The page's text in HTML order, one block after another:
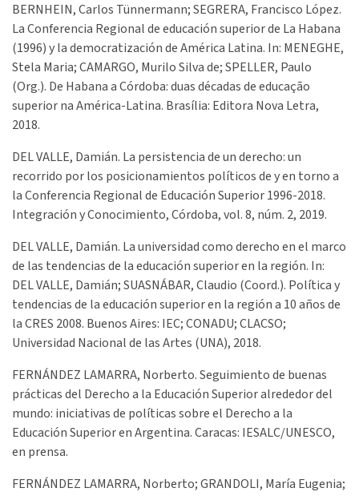
BERNHEIN, Carlos Tünnermann; SEGRERA, Francisco López.
La Conferencia Regional de educación superior de La Habana
(1996) y la democratización de América Latina. In: MENEGHE,
Stela Maria; CAMARGO, Murilo Silva de; SPELLER, Paulo
(Org.). De Habana a Córdoba: duas décadas de educação
superior na América-Latina. Brasília: Editora Nova Letra,
2018.
DEL VALLE, Damián. La persistencia de un derecho: un
recorrido por los posicionamientos políticos de y en torno a
la Conferencia Regional de Educación Superior 1996-2018.
Integración y Conocimiento, Córdoba, vol. 8, núm. 2, 2019.
DEL VALLE, Damián. La universidad como derecho en el marco
de las tendencias de la educación superior en la región. In:
DEL VALLE, Damián; SUASNÁBAR, Claudio (Coord.). Política y
tendencias de la educación superior en la región a 10 años de
la CRES 2008. Buenos Aires: IEC; CONADU; CLACSO;
Universidad Nacional de las Artes (UNA), 2018.
FERNÁNDEZ LAMARRA, Norberto. Seguimiento de buenas
prácticas del Derecho a la Educación Superior alrededor del
mundo: iniciativas de políticas sobre el Derecho a la
Educación Superior en Argentina. Caracas: IESALC/UNESCO,
en prensa.
FERNÁNDEZ LAMARRA, Norberto; GRANDOLI, María Eugenia;